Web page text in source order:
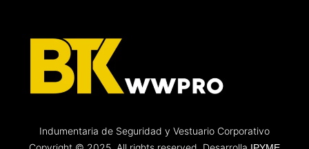
Indumentaria de Seguridad y Vestuario Corporativo